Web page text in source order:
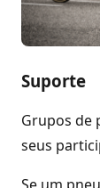
Suporte
Grupos de
seus